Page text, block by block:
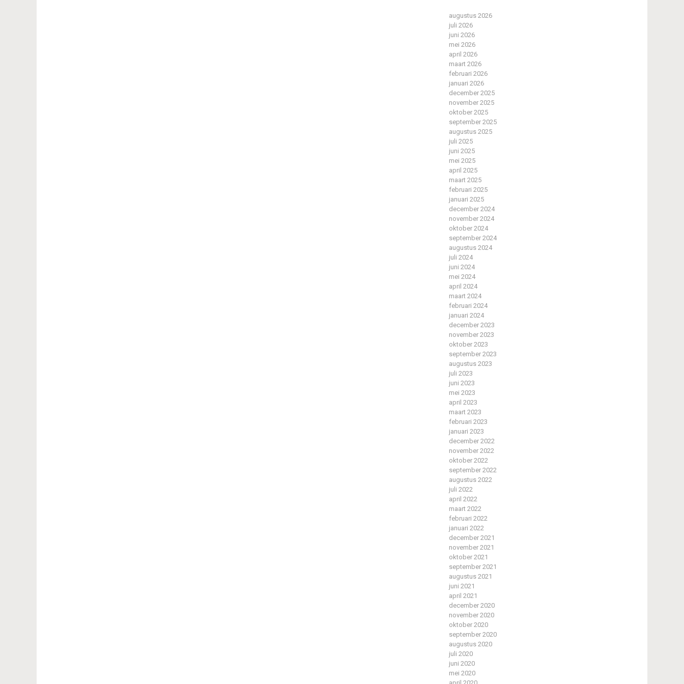
augustus 2026
juli 2026
juni 2026
mei 2026
april 2026
maart 2026
februari 2026
januari 2026
december 2025
november 2025
oktober 2025
september 2025
augustus 2025
juli 2025
juni 2025
mei 2025
april 2025
maart 2025
februari 2025
januari 2025
december 2024
november 2024
oktober 2024
september 2024
augustus 2024
juli 2024
juni 2024
mei 2024
april 2024
maart 2024
februari 2024
januari 2024
december 2023
november 2023
oktober 2023
september 2023
augustus 2023
juli 2023
juni 2023
mei 2023
april 2023
maart 2023
februari 2023
januari 2023
december 2022
november 2022
oktober 2022
september 2022
augustus 2022
juli 2022
april 2022
maart 2022
februari 2022
januari 2022
december 2021
november 2021
oktober 2021
september 2021
augustus 2021
juni 2021
april 2021
december 2020
november 2020
oktober 2020
september 2020
augustus 2020
juli 2020
juni 2020
mei 2020